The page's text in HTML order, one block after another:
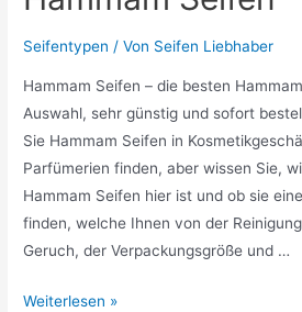
Seifentypen / Von Seifen Liebhaber
Hammam Seifen – die besten
Auswahl, sehr günstig und sofort
Sie Hammam Seifen in
Parfümerien finden, aber wissen Sie,
Hammam Seifen hier ist und ob sie
finden, welche Ihnen von der
Geruch, der Verpackungsgröße und …
Hammam
Weiterlesen »